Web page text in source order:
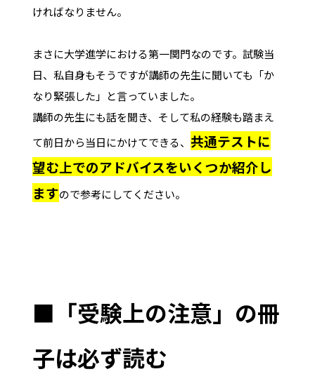
ければなりません。
まさに大学進学における第一関門なのです。試験当
日、私自身もそうですが講師の先生に聞いても「か
なり緊張した」と言っていました。
講師の先生にも話を聞き、そして私の経験も踏まえ
て前日から当日にかけてできる、 共通テストに
望む上でのアドバイスをいくつか紹介し
ますので参考にしてください。
■「受験上の注意」の冊
子は必ず読む